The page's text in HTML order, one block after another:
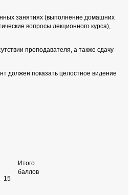
занятиях (выполнение домашних
вопросы лекционного курса),
преподавателя, а также сдачу
должен показать целостное видение
Итого
баллов
15